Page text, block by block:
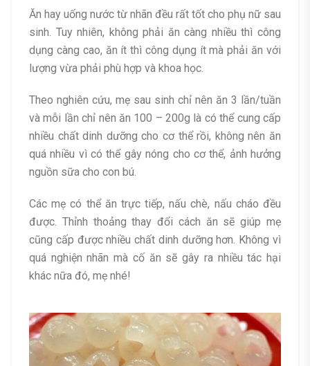
Ăn hay uống nước từ nhãn đều rất tốt cho phụ nữ sau
sinh. Tuy nhiên, không phải ăn càng nhiều thì công
dụng càng cao, ăn ít thì công dụng ít mà phải ăn với
lượng vừa phải phù hợp và khoa học.
Theo nghiên cứu, mẹ sau sinh chỉ nên ăn 3 lần/tuần
và mỗi lần chỉ nên ăn 100 – 200g là có thể cung cấp
nhiều chất dinh dưỡng cho cơ thể rồi, không nên ăn
quá nhiều vì có thể gây nóng cho cơ thể, ảnh hưởng
nguồn sữa cho con bú.
Các mẹ có thể ăn trực tiếp, nấu chè, nấu cháo đều
được. Thỉnh thoảng thay đổi cách ăn sẽ giúp mẹ
cũng cấp được nhiều chất dinh dưỡng hơn. Không vì
quá nghiện nhãn mà cố ăn sẽ gây ra nhiều tác hại
khác nữa đó, mẹ nhé!